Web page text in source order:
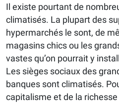
Il existe pourtant de
climatisés. La plupart des
hypermarchés le sont, de
magasins chics ou les
vastes qu’on pourrait y
Les sièges sociaux des
banques sont climatisés.
capitalisme et de la